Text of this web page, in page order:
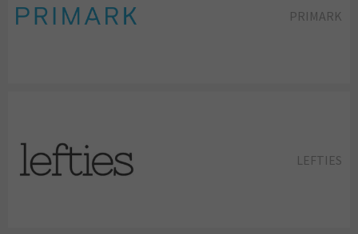
PRIMARK
LEFTIES